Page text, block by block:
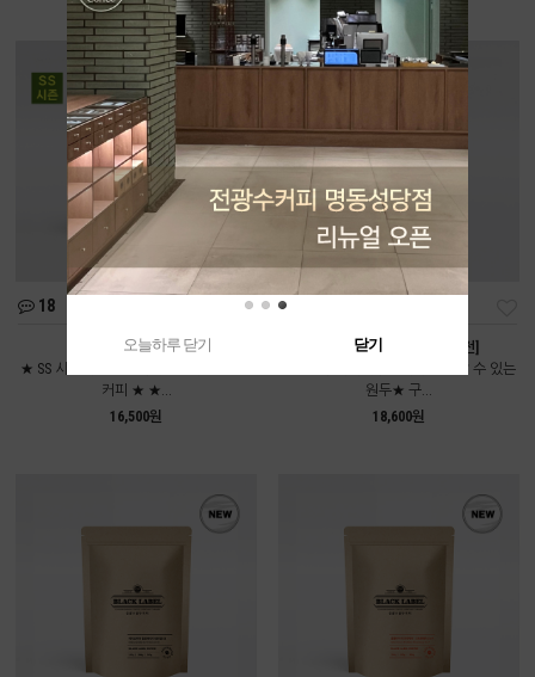
18
여름인가봄 [중배전]
★ SS 시즌에만 만날 수 있는 시즌블렌드
커피 ★ ★...
16,500원
콜롬비아 디카페인 [약배전]
★전광수커피하우스에서도 만날 수 있는
원두★ 구...
18,600원
오늘하루 닫기 닫기